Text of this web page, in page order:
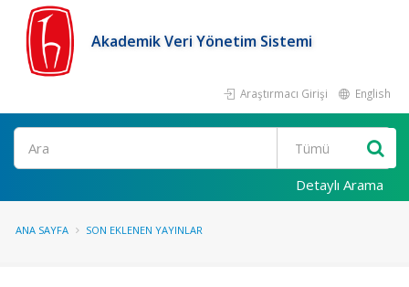
Akademik Veri Yönetim Sistemi
Araştırmacı Girişi English
Ara
Detaylı Arama
ANA SAYFA SON EKLENEN YAYINLAR